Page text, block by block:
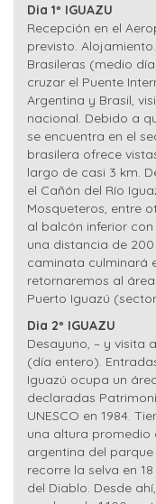
Dia 1º IGUAZU
Recepción en el
previsto.
Brasileras (medio
cruzar el Puente
Argentina y Brasil,
nacional. Debido a
se encuentra en el
brasilera ofrece
largo de casi 3 km.
el Cañón del Río
Mosqueteros, entre
al balcón inferior
una distancia de
caminata culminará
retornaremos al
Puerto Iguazú
Dia 2º IGUAZU
Desayuno, – y visita
(día entero).
Iguazú ocupa un
declaradas
UNESCO en 1984.
una altura promedio
argentina del
recorre la selva en
del Diablo. Desde